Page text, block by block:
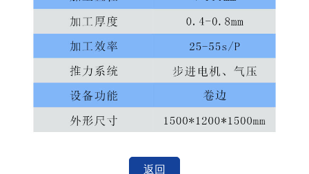
返回